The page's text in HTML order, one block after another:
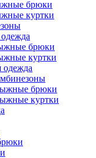
брюки
куртки
брюки
куртки
брюки
куртки